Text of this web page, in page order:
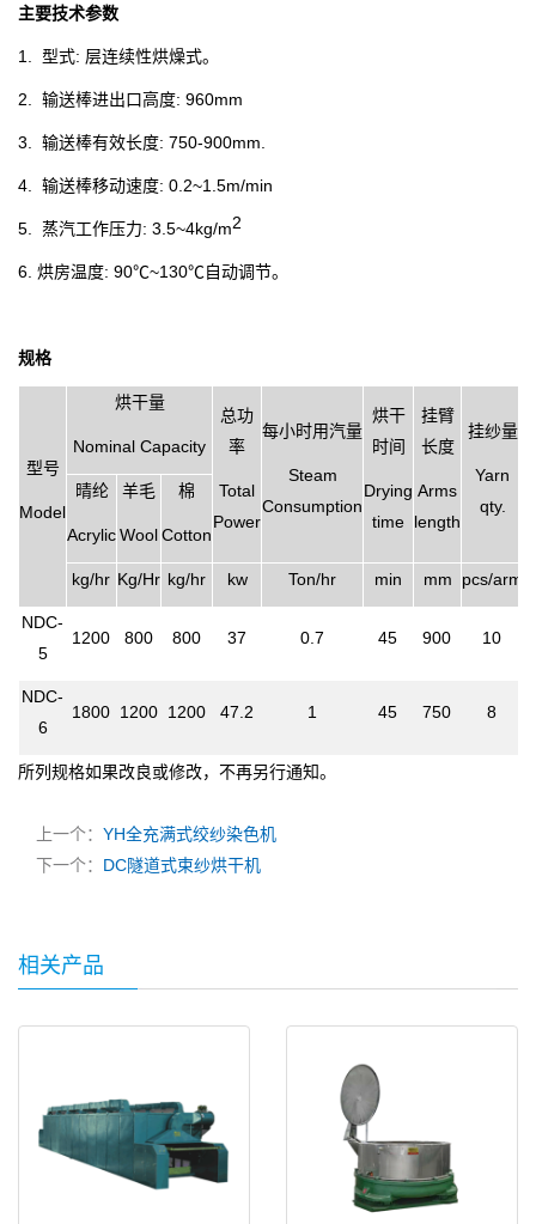
主要技术参数
1. 型式: 层连续性烘燥式。
2. 输送棒进出口高度: 960mm
3. 输送棒有效长度: 750-900mm.
4. 输送棒移动速度: 0.2~1.5m/min
5. 蒸汽工作压力: 3.5~4kg/m2
6. 烘房温度: 90℃~130℃自动调节。
规格
型号
Model
烘干量
Nominal Capacity
总功
率
Total
Power
每小时用汽量
Steam
Consumption
烘干
时间
Drying
time
挂臂
长度
Arms
length
挂纱量
Yarn
qty.
晴纶
Acrylic
羊毛
Wool
棉
Cotton
kg/hr Kg/Hr kg/hr kw Ton/hr min mm pcs/arm
NDC-
5
1200 800 800 37 0.7 45 900 10
NDC-
6
1800 1200 1200 47.2 1 45 750 8
所列规格如果改良或修改，不再另行通知。
上一个： YH全充满式绞纱染色机
下一个： DC隧道式束纱烘干机
相关产品